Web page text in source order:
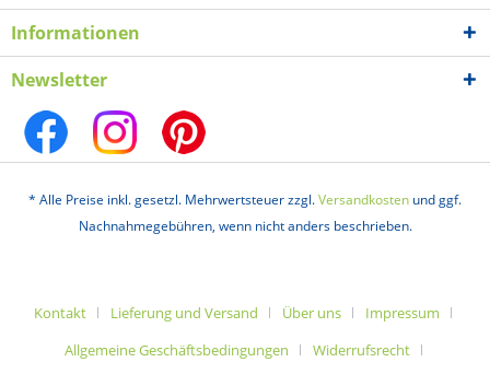
Informationen
Newsletter
* Alle Preise inkl. gesetzl. Mehrwertsteuer zzgl.Versandkosten und ggf.
Nachnahmegebühren, wenn nicht anders beschrieben.
Kontakt Lieferung und Versand Über uns
Impressum
Allgemeine Geschäftsbedingungen
Widerrufsrecht